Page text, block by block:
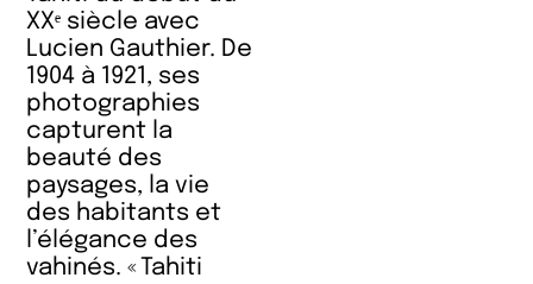
XXᵉ siècle avec
Lucien Gauthier. De
1904 à 1921, ses
photographies
capturent la
beauté des
paysages, la vie
des habitants et
l’élégance des
vahinés. « Tahiti